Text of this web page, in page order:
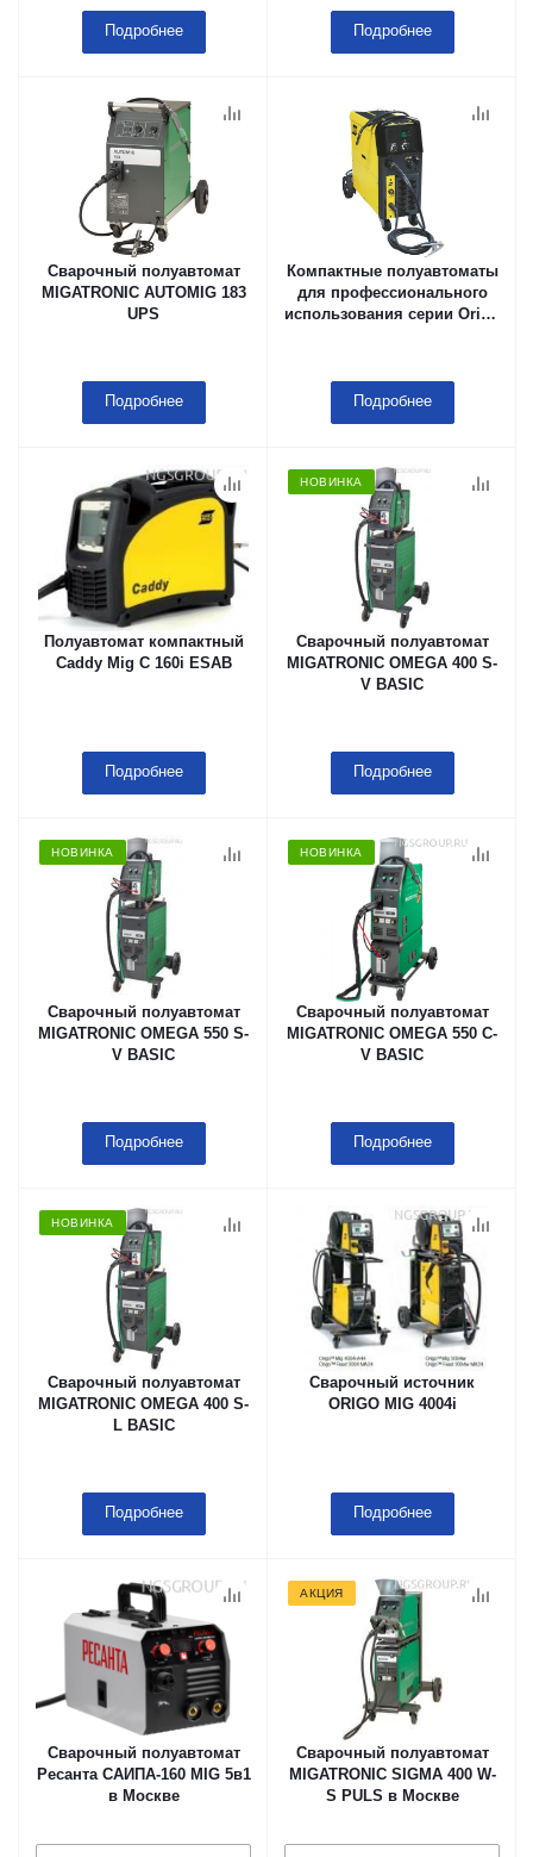
Подробнее Подробнее
Сварочный полуавтомат
MIGATRONIC AUTOMIG 183
UPS
Подробнее
Компактные полуавтоматы
для профессионального
использования серии Origo
Подробнее
Полуавтомат компактный
Caddy Mig С 160i ESAB
Подробнее
НОВИНКА
Сварочный полуавтомат
MIGATRONIC OMEGA 400 S-
V BASIC
Подробнее
НОВИНКА
Сварочный полуавтомат
MIGATRONIC OMEGA 550 S-
V BASIC
Подробнее
НОВИНКА
Сварочный полуавтомат
MIGATRONIC OMEGA 550 C-
V BASIC
Подробнее
НОВИНКА
Сварочный полуавтомат
MIGATRONIC OMEGA 400 S-
L BASIC
Подробнее
Сварочный источник
ORIGO MIG 4004i
Подробнее
Сварочный полуавтомат
Ресанта САИПА-160 MIG 5в1
в Москве
АКЦИЯ
Сварочный полуавтомат
MIGATRONIC SIGMA 400 W-
S PULS в Москве